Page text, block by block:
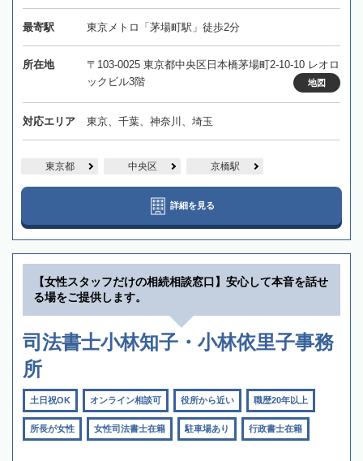
最寄駅 東京メトロ「茅場町駅」徒歩2分
所在地
〒103-0025 東京都中央区日本橋茅場町2-10-10 レオロ
ックビル3階
地図
対応エリア 東京、千葉、神奈川、埼玉
東京都 中央区 京橋駅
詳細を見る
【女性スタッフだけの相続相談窓口】安心して本音を話せ
る場をご提供します。
司法書士小林知子・小林依里子事務
所
土日祝OK オンライン相談可 役所から近い 職歴20年以上
所長が女性 女性司法書士在籍 駐車場あり 行政書士在籍